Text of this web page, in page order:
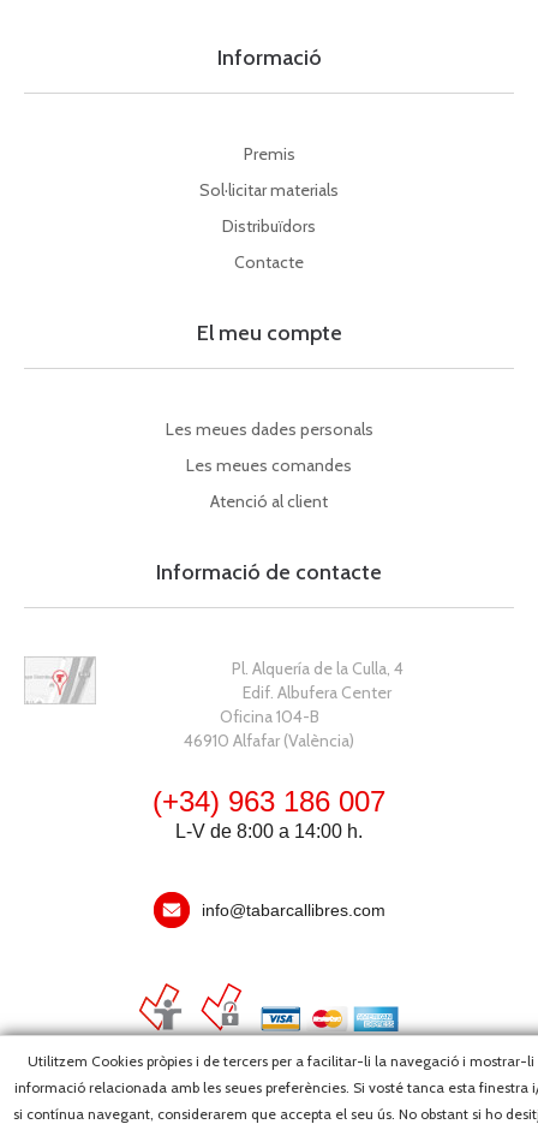
Utilitzem Cookies pròpies i de tercers per a facilitar-li la navegació i mostrar-li
informació relacionada amb les seues preferències. Si vosté tanca esta finestra
si contínua navegant, considerarem que accepta el seu ús. No obstant si ho
Informació
Premis
Sol·licitar materials
Distribuïdors
Contacte
El meu compte
Les meues dades personals
Les meues comandes
Atenció al client
Informació de contacte
Pl. Alquería de la Culla, 4
Edif. Albufera Center
Oficina 104-B
46910 Alfafar (València)
(+34) 963 186 007
L-V de 8:00 a 14:00 h.
info@tabarcallibres.com
Copyright, 2026 © Editorial Tabarca Llibres, S.L. · Tots els drets